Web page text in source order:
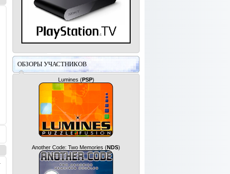
ОБЗОРЫ УЧАСТНИКОВ
Lumines (PSP)
Another Code: Two Memories (NDS)